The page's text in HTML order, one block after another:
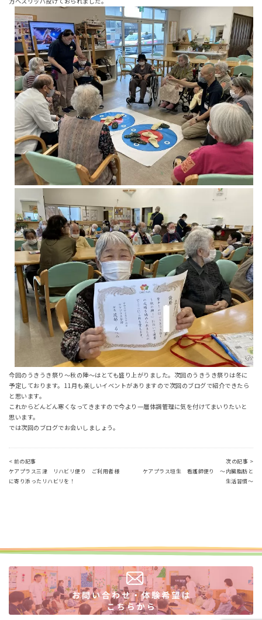
今回のうきうき祭り～秋の陣～はとても盛り上がりました。次回のうきうき祭りは冬に
予定しております。11月も楽しいイベントがありますので次回のブログで紹介できたら
と思います。
これからどんどん寒くなってきますので今より一層体調管理に気を付けてまいりたいと
思います。
では次回のブログでお会いしましょう。
< 前の記事
ケアプラス三津 リハビリ便り ご利用者様
に寄り添ったリハビリを！
次の記事 >
ケアプラス垣生 看護師便り ～内臓脂肪と
生活習慣～